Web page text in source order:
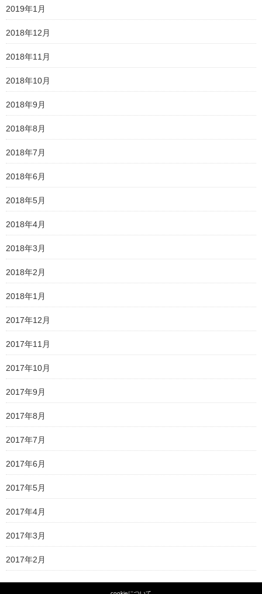
2019年1月
2018年12月
2018年11月
2018年10月
2018年9月
2018年8月
2018年7月
2018年6月
2018年5月
2018年4月
2018年3月
2018年2月
2018年1月
2017年12月
2017年11月
2017年10月
2017年9月
2017年8月
2017年7月
2017年6月
2017年5月
2017年4月
2017年3月
2017年2月